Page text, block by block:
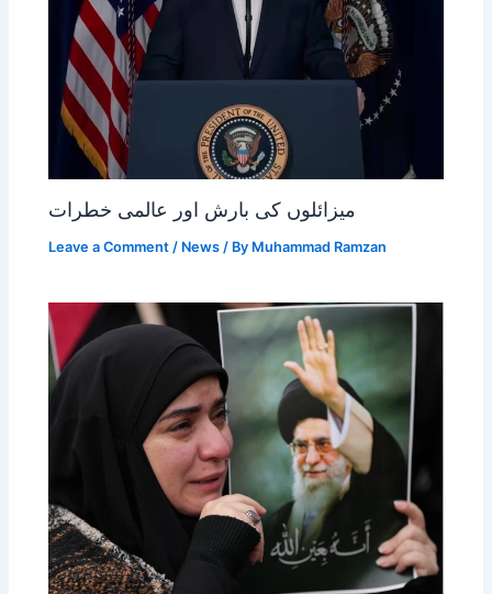
میزائلوں کی بارش اور عالمی خطرات
Leave a Comment / News / By Muhammad Ramzan